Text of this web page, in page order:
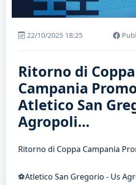
22/10/2025 18:25
Ritorno di Coppa
Campania
Atletico San
Agropoli...
Ritorno di Coppa Campania
⚽️Atletico San Gregorio - Us